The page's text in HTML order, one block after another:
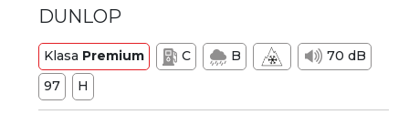
DUNLOP
Klasa Premium C B
70 dB
97
H